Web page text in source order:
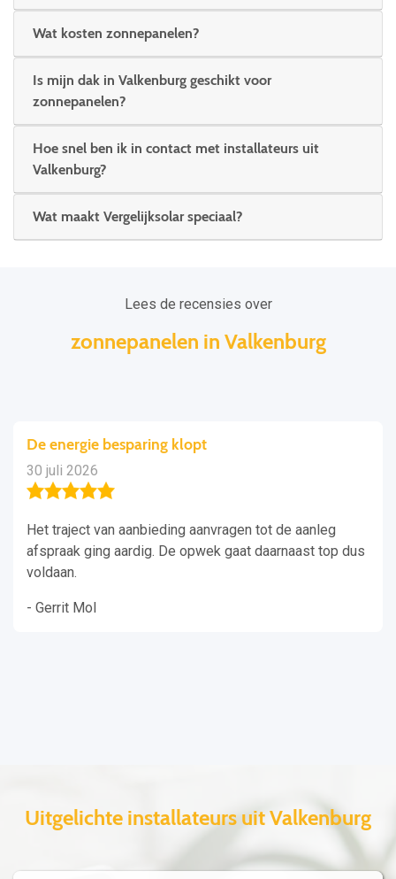
Wat kosten zonnepanelen?
Is mijn dak in Valkenburg geschikt voor
zonnepanelen?
Hoe snel ben ik in contact met installateurs uit
Valkenburg?
Wat maakt Vergelijksolar speciaal?
Lees de recensies over
zonnepanelen in Valkenburg
De energie besparing klopt
30 juli 2026
Het traject van aanbieding aanvragen tot de aanleg
afspraak ging aardig. De opwek gaat daarnaast top dus
voldaan.
- Gerrit Mol
Uitgelichte installateurs uit Valkenburg